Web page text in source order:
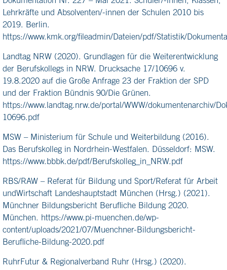
Lehrkräfte und Absolventen/-innen der Schulen 2010 bis
2019. Berlin.
https://www.kmk.org/fileadmin/Dateien/pdf/Statistik/
Landtag NRW (2020). Grundlagen für die Weiterentwicklung
der Berufskollegs in NRW. Drucksache 17/10696 v.
19.8.2020 auf die Große Anfrage 23 der Fraktion der SPD
und der Fraktion Bündnis 90/Die Grünen.
https://www.landtag.nrw.de/portal/WWW/dokumentenarchiv/
10696.pdf
MSW – Ministerium für Schule und Weiterbildung (2016).
Das Berufskolleg in Nordrhein-Westfalen. Düsseldorf: MSW.
https://www.bbbk.de/pdf/Berufskolleg_in_NRW.pdf
RBS/RAW – Referat für Bildung und Sport/Referat für Arbeit
undWirtschaft Landeshauptstadt München (Hrsg.) (2021).
Münchner Bildungsbericht Berufliche Bildung 2020.
München. https://www.pi-muenchen.de/wp-
content/uploads/2021/07/Muenchner-Bildungsbericht-
Berufliche-Bildung-2020.pdf
RuhrFutur & Regionalverband Ruhr (Hrsg.) (2020).